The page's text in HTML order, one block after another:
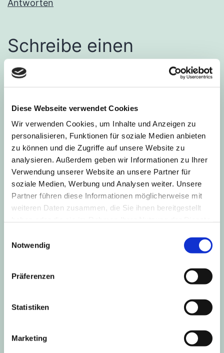
Diese Webseite verwendet Cookies
Wir verwenden Cookies, um Inhalte und Anzeigen zu
personalisieren, Funktionen für soziale Medien anbieten
zu können und die Zugriffe auf unsere Website zu
analysieren. Außerdem geben wir Informationen zu Ihrer
Verwendung unserer Website an unsere Partner für
soziale Medien, Werbung und Analysen weiter. Unsere
Partner führen diese Informationen möglicherweise mit
weiteren Daten zusammen, die Sie ihnen bereitgestellt
Notwendig
Präferenzen
Statistiken
Marketing
Antworten
Schreibe einen
Kommentar
Erforderliche Felder sind mit*markiert
Kommentar*